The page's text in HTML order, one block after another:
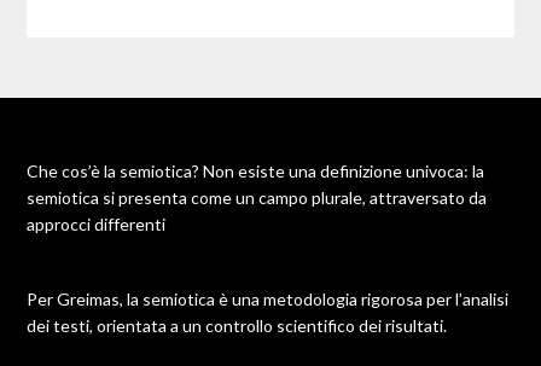
Che cos’è la semiotica? Non esiste una definizione univoca: la
semiotica si presenta come un campo plurale, attraversato da
approcci differenti
Per Greimas, la semiotica è una metodologia rigorosa per l’analisi
dei testi, orientata a un controllo scientifico dei risultati.